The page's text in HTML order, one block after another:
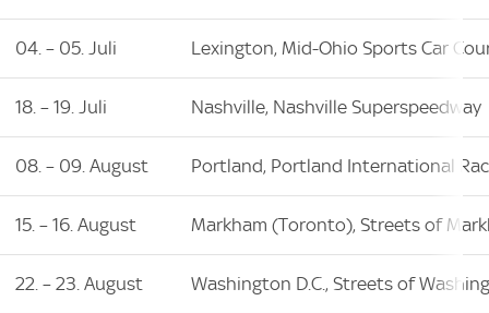
04. – 05. Juli Lexington, Mid-Ohio Sports Car
18. – 19. Juli Nashville, Nashville Superspeedway
08. – 09. August Portland, Portland International
15. – 16. August Markham (Toronto), Streets of
22. – 23. August Washington D.C., Streets of